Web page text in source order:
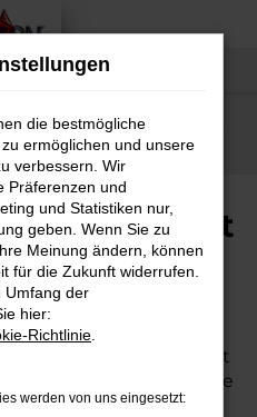
BAW 212
zu Niddatal
– passt
Niddatal
ein Fahrzeug der
darf sich auf zahlreiche
Vor der ersten Fahrt
werden zudem die
und
die bestmögliche
ermöglichen und unsere
verbessern. Wir
Präferenzen und
und Statistiken nur,
geben. Wenn Sie zu
Meinung ändern, können
für die Zukunft widerrufen.
Umfang der
hier:
Richtlinie
werden von uns eingesetzt: